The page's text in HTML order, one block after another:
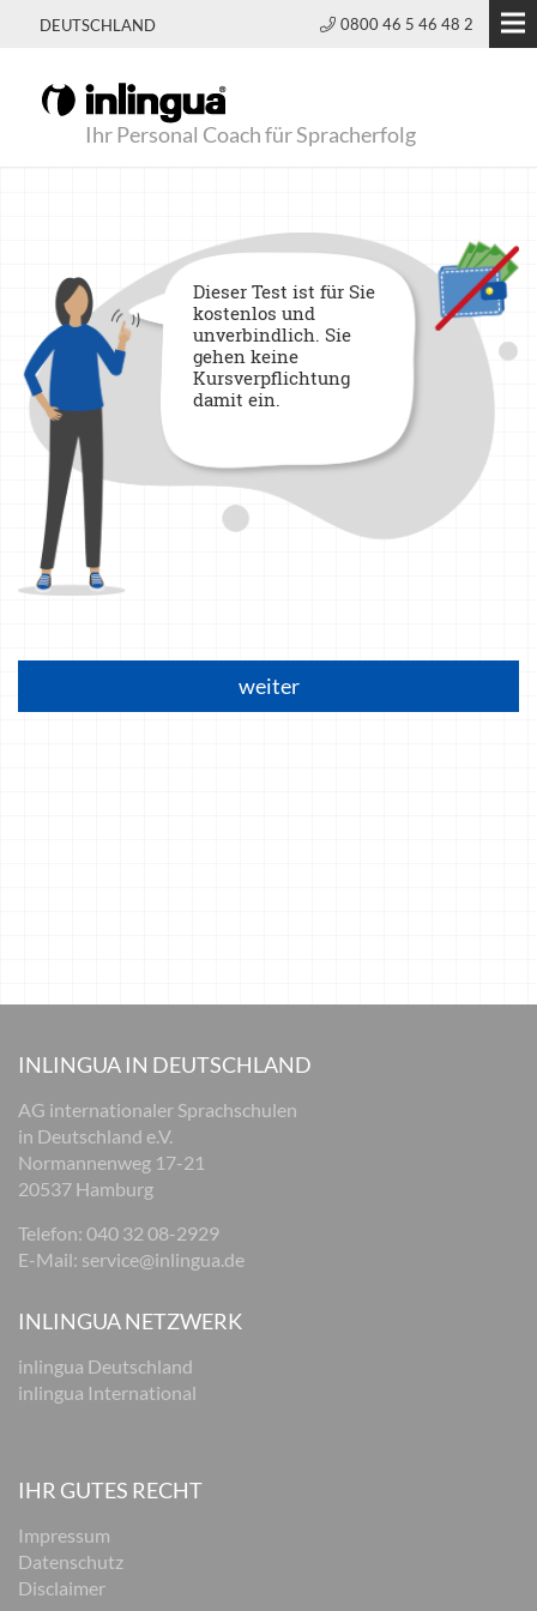
DEUTSCHLAND 0800 46 5 46 48 2
Ihr Personal Coach für Spracherfolg
Dieser Test ist für Sie
kostenlos und
unverbindlich. Sie
gehen keine
Kursverpflichtung
damit ein.
weiter
INLINGUA IN DEUTSCHLAND
AG internationaler Sprachschulen
in Deutschland e.V.
Normannenweg 17-21
20537 Hamburg
Telefon: 040 32 08-2929
E-Mail: service@inlingua.de
INLINGUA NETZWERK
inlingua Deutschland
inlingua International
IHR GUTES RECHT
Impressum
Datenschutz
Disclaimer